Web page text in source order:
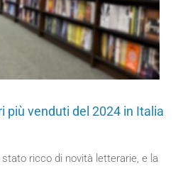
più venduti del 2024 in Italia
ricco di novità letterarie, e la